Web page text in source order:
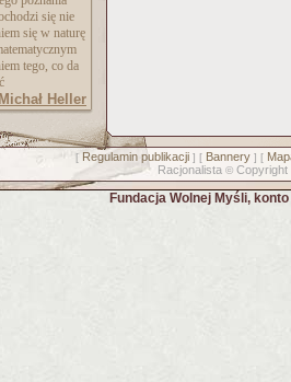
się nie
się w naturę
tego, co da
Michał Heller
[ Regulamin publikacji] [ Bannery] [
Racjonalista © Copyright
Fundacja Wolnej Myśli,